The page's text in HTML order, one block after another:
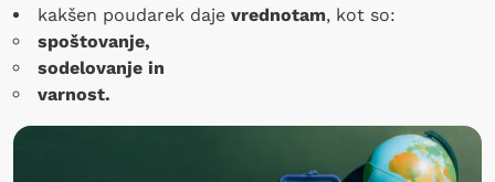
kakšen poudarek daje vrednotam, kot so:
spoštovanje,
sodelovanje in
varnost.